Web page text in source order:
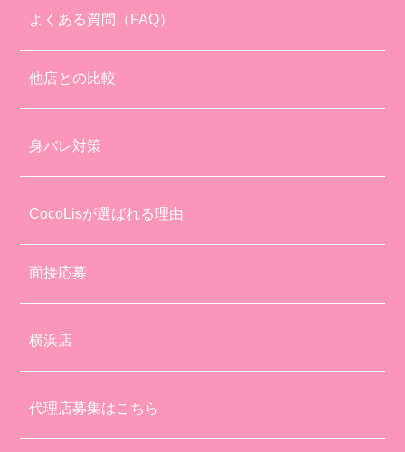
よくある質問（FAQ）
他店との比較
身バレ対策
CocoLisが選ばれる理由
面接応募
横浜店
代理店募集はこちら